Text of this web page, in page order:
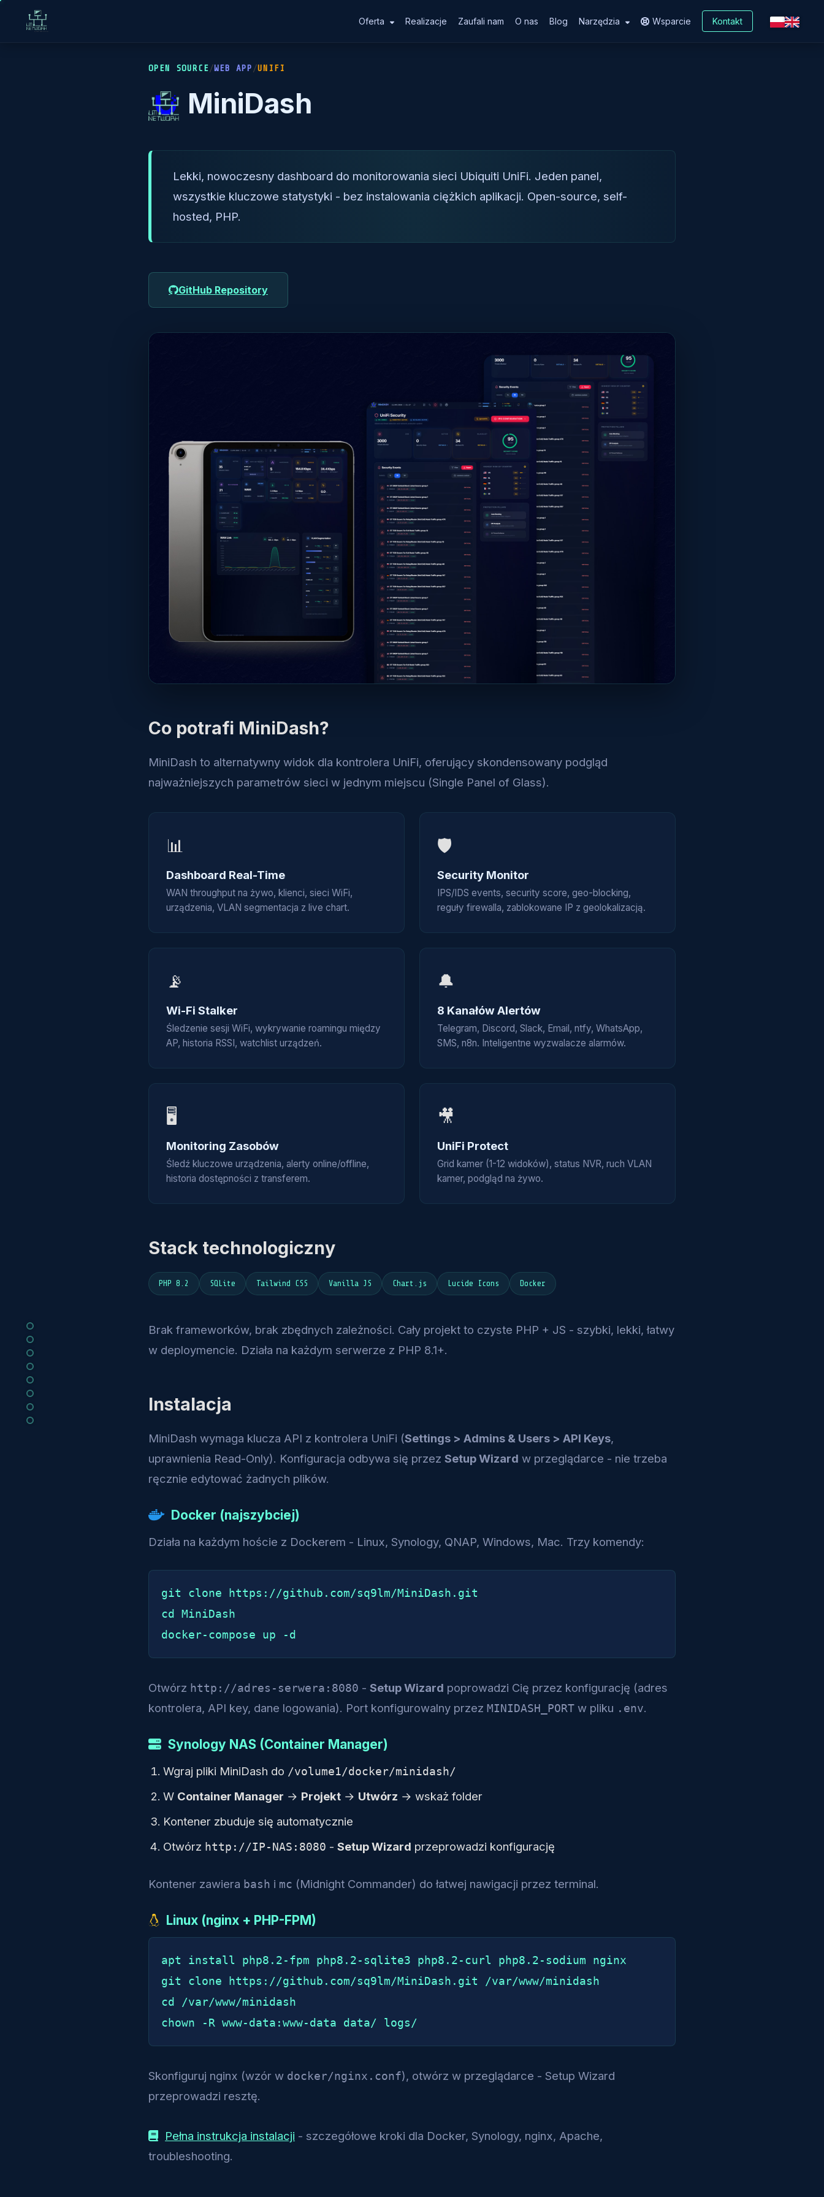
Oferta Realizacje Zaufali nam O nas Blog Narzędzia Wsparcie Kontakt
OPEN SOURCE/WEB APP /UNIFI
MiniDash
Lekki, nowoczesny dashboard do monitorowania sieci Ubiquiti UniFi. Jeden panel,
wszystkie kluczowe statystyki - bez instalowania ciężkich aplikacji. Open-source, self-
hosted, PHP.
GitHub Repository
Co potrafi MiniDash?
MiniDash to alternatywny widok dla kontrolera UniFi, oferujący skondensowany podgląd
najważniejszych parametrów sieci w jednym miejscu (Single Panel of Glass).
📊
Dashboard Real-Time
WAN throughput na żywo, klienci, sieci WiFi,
urządzenia, VLAN segmentacja z live chart.
🛡️
Security Monitor
IPS/IDS events, security score, geo-blocking,
reguły firewalla, zablokowane IP z geolokalizacją.
📡
Wi-Fi Stalker
Śledzenie sesji WiFi, wykrywanie roamingu między
AP, historia RSSI, watchlist urządzeń.
🔔
8 Kanałów Alertów
Telegram, Discord, Slack, Email, ntfy, WhatsApp,
SMS, n8n. Inteligentne wyzwalacze alarmów.
🖥️
Monitoring Zasobów
Śledź kluczowe urządzenia, alerty online/offline,
historia dostępności z transferem.
🎥
UniFi Protect
Grid kamer (1-12 widoków), status NVR, ruch VLAN
kamer, podgląd na żywo.
Stack technologiczny
PHP 8.2 SQLite Tailwind CSS Vanilla JS Chart.js Lucide Icons Docker
Brak frameworków, brak zbędnych zależności. Cały projekt to czyste PHP + JS - szybki, lekki, łatwy
w deploymencie. Działa na każdym serwerze z PHP 8.1+.
Instalacja
MiniDash wymaga klucza API z kontrolera UniFi (Settings > Admins & Users > API Keys,
uprawnienia Read-Only). Konfiguracja odbywa się przez Setup Wizard w przeglądarce - nie trzeba
ręcznie edytować żadnych plików.
Docker (najszybciej)
Działa na każdym hoście z Dockerem - Linux, Synology, QNAP, Windows, Mac. Trzy komendy:
git clone https://github.com/sq9lm/MiniDash.git
cd MiniDash
docker-compose up -d
Otwórz http://adres-serwera:8080 - Setup Wizard poprowadzi Cię przez konfigurację (adres
kontrolera, API key, dane logowania). Port konfigurowalny przez MINIDASH_PORT w pliku .env.
Synology NAS (Container Manager)
Wgraj pliki MiniDash do /volume1/docker/minidash/
W Container Manager → Projekt → Utwórz → wskaż folder
Kontener zbuduje się automatycznie
Otwórz http://IP-NAS:8080 - Setup Wizard przeprowadzi konfigurację
Kontener zawiera bash i mc (Midnight Commander) do łatwej nawigacji przez terminal.
Linux (nginx + PHP-FPM)
apt install php8.2-fpm php8.2-sqlite3 php8.2-curl php8.2-sodium nginx
git clone https://github.com/sq9lm/MiniDash.git /var/www/minidash
cd /var/www/minidash
chown -R www-data:www-data data/ logs/
Skonfiguruj nginx (wzór w docker/nginx.conf), otwórz w przeglądarce - Setup Wizard
przeprowadzi resztę.
Pełna instrukcja instalacji - szczegółowe kroki dla Docker, Synology, nginx, Apache,
troubleshooting.